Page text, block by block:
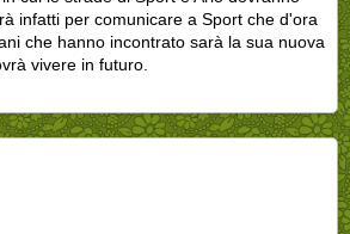
infatti per comunicare a Sport che d'ora
che hanno incontrato sarà la sua nuova
vivere in futuro.